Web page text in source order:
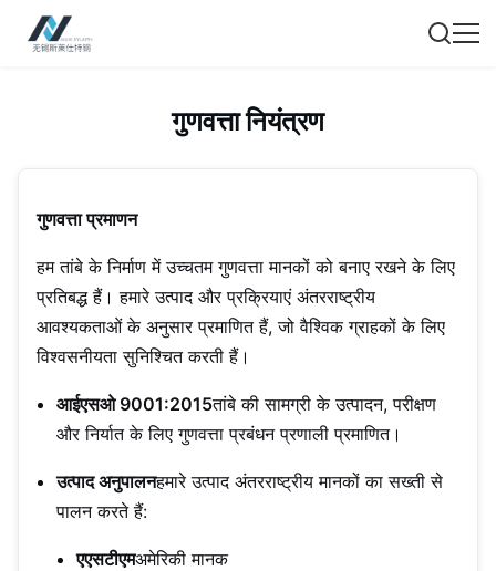
गुणवत्ता नियंत्रण
गुणवत्ता प्रमाणन
हम तांबे के निर्माण में उच्चतम गुणवत्ता मानकों को बनाए रखने के लिए
प्रतिबद्ध हैं। हमारे उत्पाद और प्रक्रियाएं अंतरराष्ट्रीय
आवश्यकताओं के अनुसार प्रमाणित हैं, जो वैश्विक ग्राहकों के लिए
विश्वसनीयता सुनिश्चित करती हैं।
आईएसओ 9001:2015तांबे की सामग्री के उत्पादन, परीक्षण
और निर्यात के लिए गुणवत्ता प्रबंधन प्रणाली प्रमाणित।
उत्पाद अनुपालनहमारे उत्पाद अंतरराष्ट्रीय मानकों का सख्ती से
पालन करते हैं:
एएसटीएमअमेरिकी मानक